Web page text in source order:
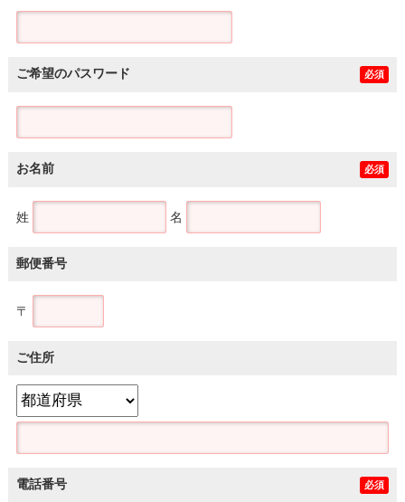
ご希望のパスワード 必須
お名前 必須
姓 名
郵便番号
〒
ご住所
電話番号 必須